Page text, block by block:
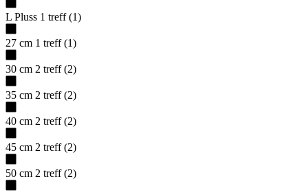
L Pluss 1 treff (1)
27 cm 1 treff (1)
30 cm 2 treff (2)
35 cm 2 treff (2)
40 cm 2 treff (2)
45 cm 2 treff (2)
50 cm 2 treff (2)